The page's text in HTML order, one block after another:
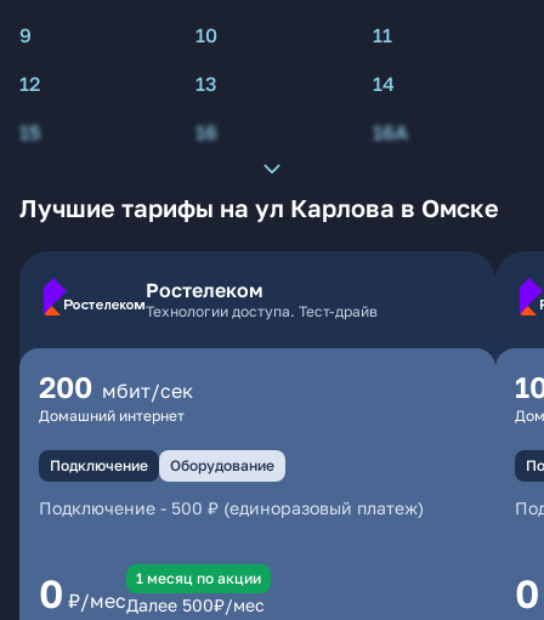
9
10
11
12
13
14
15
16 16А
Лучшие тарифы на ул Карлова в Омске
Ростелеком
Технологии доступа. Тест-драйв
200 мбит/сек
Домашний интернет
Подключение Оборудование
Подключение - 500 ₽ (единоразовый платеж)
0 ₽/мес
1 месяц по акции
Далее 500₽/мес 0